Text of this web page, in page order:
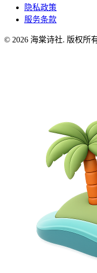
隐私政策
服务条款
© 2026 海棠诗社. 版权所